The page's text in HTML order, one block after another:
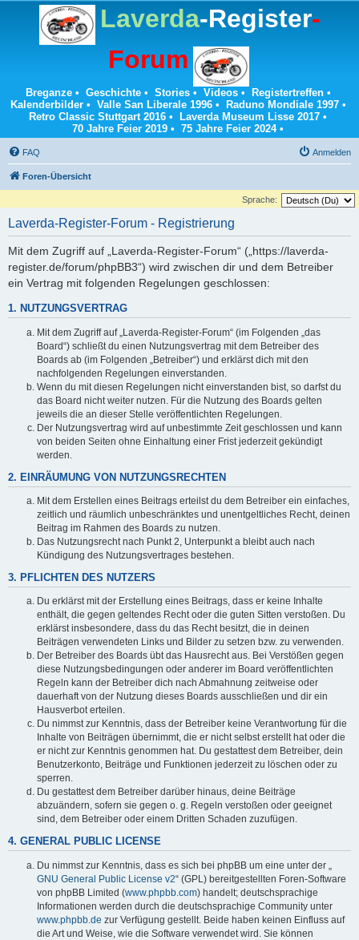
Laverda-Register-
Forum
Breganze• Geschichte• Stories• Videos• Registertreffen•
Kalenderbilder• Valle San Liberale 1996• Raduno Mondiale 1997•
Retro Classic Stuttgart 2016 • Laverda Museum Lisse 2017 •
70 Jahre Feier 2019 • 75 Jahre Feier 2024•
FAQ Anmelden
Foren-Übersicht
Sprache:
Laverda-Register-Forum - Registrierung
Mit dem Zugriff auf „Laverda-Register-Forum“ („https://laverda-
register.de/forum/phpBB3“) wird zwischen dir und dem Betreiber
ein Vertrag mit folgenden Regelungen geschlossen:
1. NUTZUNGSVERTRAG
Mit dem Zugriff auf „Laverda-Register-Forum“ (im Folgenden „das
Board“) schließt du einen Nutzungsvertrag mit dem Betreiber des
Boards ab (im Folgenden „Betreiber“) und erklärst dich mit den
nachfolgenden Regelungen einverstanden.
Wenn du mit diesen Regelungen nicht einverstanden bist, so darfst du
das Board nicht weiter nutzen. Für die Nutzung des Boards gelten
jeweils die an dieser Stelle veröffentlichten Regelungen.
Der Nutzungsvertrag wird auf unbestimmte Zeit geschlossen und kann
von beiden Seiten ohne Einhaltung einer Frist jederzeit gekündigt
werden.
2. EINRÄUMUNG VON NUTZUNGSRECHTEN
Mit dem Erstellen eines Beitrags erteilst du dem Betreiber ein einfaches,
zeitlich und räumlich unbeschränktes und unentgeltliches Recht, deinen
Beitrag im Rahmen des Boards zu nutzen.
Das Nutzungsrecht nach Punkt 2, Unterpunkt a bleibt auch nach
Kündigung des Nutzungsvertrages bestehen.
3. PFLICHTEN DES NUTZERS
Du erklärst mit der Erstellung eines Beitrags, dass er keine Inhalte
enthält, die gegen geltendes Recht oder die guten Sitten verstoßen. Du
erklärst insbesondere, dass du das Recht besitzt, die in deinen
Beiträgen verwendeten Links und Bilder zu setzen bzw. zu verwenden.
Der Betreiber des Boards übt das Hausrecht aus. Bei Verstößen gegen
diese Nutzungsbedingungen oder anderer im Board veröffentlichten
Regeln kann der Betreiber dich nach Abmahnung zeitweise oder
dauerhaft von der Nutzung dieses Boards ausschließen und dir ein
Hausverbot erteilen.
Du nimmst zur Kenntnis, dass der Betreiber keine Verantwortung für die
Inhalte von Beiträgen übernimmt, die er nicht selbst erstellt hat oder die
er nicht zur Kenntnis genommen hat. Du gestattest dem Betreiber, dein
Benutzerkonto, Beiträge und Funktionen jederzeit zu löschen oder zu
sperren.
Du gestattest dem Betreiber darüber hinaus, deine Beiträge
abzuändern, sofern sie gegen o. g. Regeln verstoßen oder geeignet
sind, dem Betreiber oder einem Dritten Schaden zuzufügen.
4. GENERAL PUBLIC LICENSE
Du nimmst zur Kenntnis, dass es sich bei phpBB um eine unter der „
GNU General Public License v2“ (GPL) bereitgestellten Foren-Software
von phpBB Limited (www.phpbb.com) handelt; deutschsprachige
Informationen werden durch die deutschsprachige Community unter
www.phpbb.de zur Verfügung gestellt. Beide haben keinen Einfluss auf
die Art und Weise, wie die Software verwendet wird. Sie können